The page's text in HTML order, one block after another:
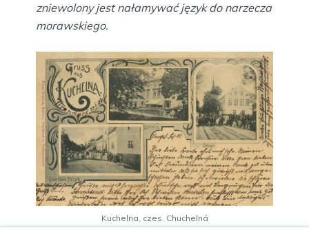
zniewolony jest nałamywać język do narzecza
morawskiego.
Kuchelna, czes. Chuchelná